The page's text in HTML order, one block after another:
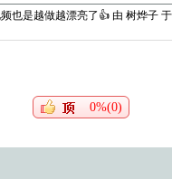
也是越做越漂亮了👍 由 树烨子
0%(0)